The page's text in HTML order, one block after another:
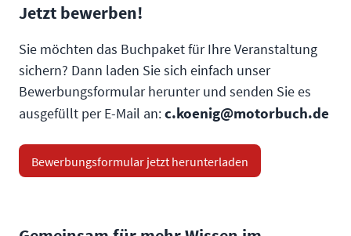
Jetzt bewerben!
Sie möchten das Buchpaket für Ihre Veranstaltung
sichern? Dann laden Sie sich einfach unser
Bewerbungsformular herunter und senden Sie es
ausgefüllt per E-Mail an:c.koenig@motorbuch.de
Bewerbungsformular jetzt herunterladen